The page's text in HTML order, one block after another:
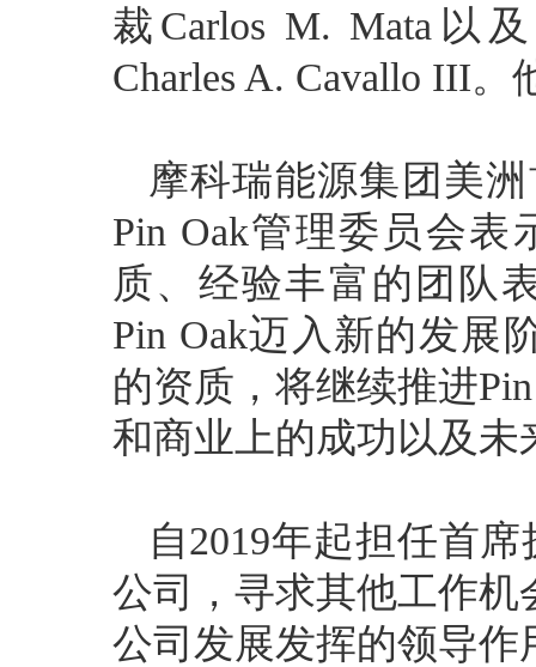
裁Carlos M. Mata以
Charles A. Cavallo III
摩科瑞能源集团美
Pin Oak管理委员会表
质、经验丰富的团队
Pin Oak迈入新的发展
的资质，将继续推进
和商业上的成功以及未
自2019年起担任首
公司，寻求其他工作机
公司发展发挥的领导作